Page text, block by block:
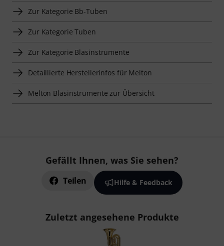
Zur Kategorie Bb-Tuben
Zur Kategorie Tuben
Zur Kategorie Blasinstrumente
Detaillierte Herstellerinfos für Melton
Melton Blasinstrumente zur Übersicht
Gefällt Ihnen, was Sie sehen?
Teilen Hilfe & Feedback
Zuletzt angesehene Produkte